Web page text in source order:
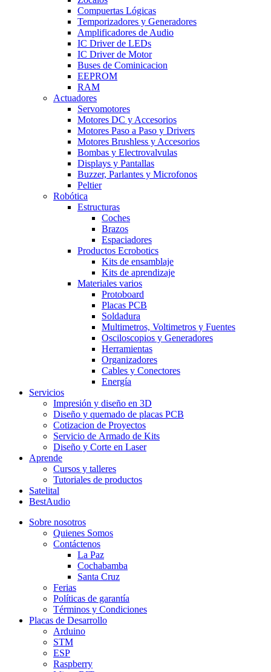
Compuertas Lógicas
Temporizadores y Generadores
Amplificadores de Audio
IC Driver de LEDs
IC Driver de Motor
Buses de Cominicacion
EEPROM
RAM
Actuadores
Servomotores
Motores DC y Accesorios
Motores Paso a Paso y Drivers
Motores Brushless y Accesorios
Bombas y Electrovalvulas
Displays y Pantallas
Buzzer, Parlantes y Microfonos
Peltier
Robótica
Estructuras
Coches
Brazos
Espaciadores
Productos Ecrobotics
Kits de ensamblaje
Kits de aprendizaje
Materiales varios
Protoboard
Placas PCB
Soldadura
Multimetros, Voltimetros y Fuentes
Osciloscopios y Generadores
Herramientas
Organizadores
Cables y Conectores
Energía
Servicios
Impresión y diseño en 3D
Diseño y quemado de placas PCB
Cotizacion de Proyectos
Servicio de Armado de Kits
Diseño y Corte en Laser
Aprende
Cursos y talleres
Tutoriales de productos
Satelital
BestAudio
Sobre nosotros
Quienes Somos
Contáctenos
La Paz
Cochabamba
Santa Cruz
Ferias
Políticas de garantía
Términos y Condiciones
Placas de Desarrollo
Arduino
STM
ESP
Raspberry